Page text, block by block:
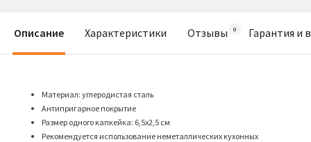
Описание Характеристики Отзывы Гарантия и
Материал: углеродистая сталь
Антипригарное покрытие
Размер одного капкейка: 6,5х2,5 см
Рекомендуется использование неметаллических кухонных